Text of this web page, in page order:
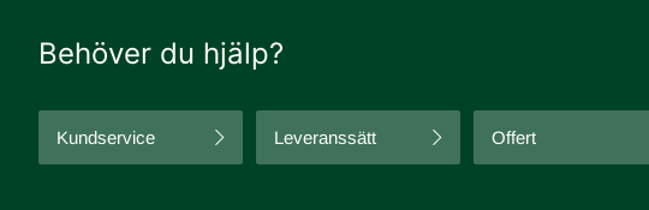
Behöver du hjälp?
Kundservice Leveranssätt Offert